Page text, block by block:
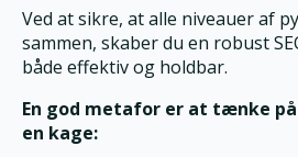
Ved at sikre, at alle niveauer af
sammen, skaber du en robust
både effektiv og holdbar.
En god metafor er at tænke
en kage: